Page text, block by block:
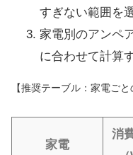
すぎない範囲を
家電別のアンペ
に合わせて計算
【推奨テーブル：家電ご
家電
消